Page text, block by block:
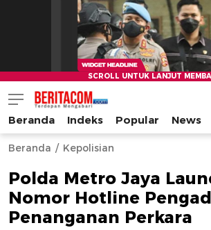
beritacom.com
bestnews
Beranda Indeks Popular News
Beranda Kepolisian
Polda Metro Jaya
Nomor Hotline
Penanganan Perkara